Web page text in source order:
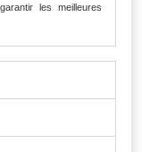
les meilleures